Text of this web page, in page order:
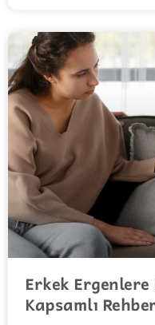
Erkek Ergenlere
Kapsamlı